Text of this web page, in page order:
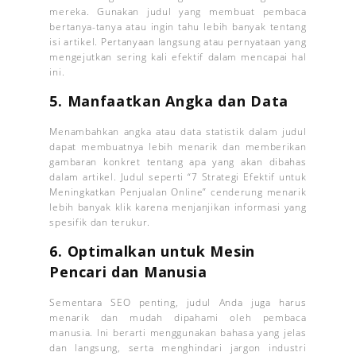
mereka. Gunakan judul yang membuat pembaca
bertanya-tanya atau ingin tahu lebih banyak tentang
isi artikel. Pertanyaan langsung atau pernyataan yang
mengejutkan sering kali efektif dalam mencapai hal
ini.
5. Manfaatkan Angka dan Data
Menambahkan angka atau data statistik dalam judul
dapat membuatnya lebih menarik dan memberikan
gambaran konkret tentang apa yang akan dibahas
dalam artikel. Judul seperti “7 Strategi Efektif untuk
Meningkatkan Penjualan Online” cenderung menarik
lebih banyak klik karena menjanjikan informasi yang
spesifik dan terukur.
6. Optimalkan untuk Mesin
Pencari dan Manusia
Sementara SEO penting, judul Anda juga harus
menarik dan mudah dipahami oleh pembaca
manusia. Ini berarti menggunakan bahasa yang jelas
dan langsung, serta menghindari jargon industri